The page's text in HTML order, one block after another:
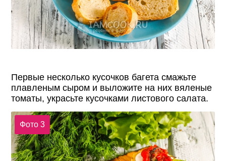
Первые несколько кусочков багета смажьте
плавленым сыром и выложите на них вяленые
томаты, украсьте кусочками листового салата.
Фото 3